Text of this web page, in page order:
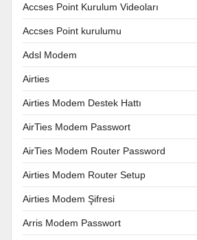
Accses Point Kurulum Videoları
Accses Point kurulumu
Adsl Modem
Airties
Airties Modem Destek Hattı
AirTies Modem Passwort
AirTies Modem Router Password
Airties Modem Router Setup
Airties Modem Şifresi
Arris Modem Passwort